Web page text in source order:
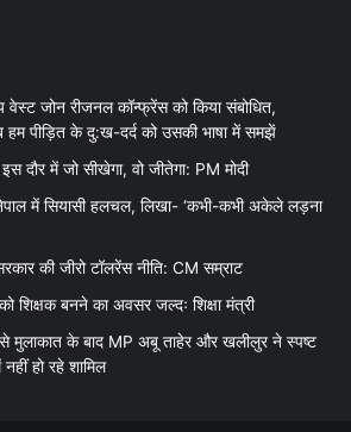
वेस्ट जोन रीजनल कॉन्फ्रेंस को किया संबोधित,
पीड़ित के दु:ख-दर्द को उसकी भाषा में समझें
दौर में जो सीखेगा, वो जीतेगा: PM मोदी
में सियासी हलचल, लिखा- ‘कभी-कभी अकेले लड़ना
की जीरो टॉलरेंस नीति: CM सम्राट
शिक्षक बनने का अवसर जल्दः शिक्षा मंत्री
से मुलाकात के बाद MP अबू ताहेर और खलीलुर ने स्पष्ट
हो रहे शामिल